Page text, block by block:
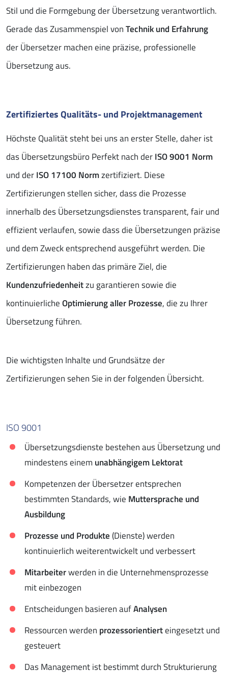
Stil und die Formgebung der Übersetzung verantwortlich.
Gerade das Zusammenspiel vonTechnik und Erfahrung
der Übersetzer machen eine präzise, professionelle
Übersetzung aus.
Zertifiziertes Qualitäts- und Projektmanagement
Höchste Qualität steht bei uns an erster Stelle, daher ist
das Übersetzungsbüro Perfekt nach derISO 9001 Norm
und derISO 17100 Normzertifiziert. Diese
Zertifizierungen stellen sicher, dass die Prozesse
innerhalb des Übersetzungsdienstes transparent, fair und
effizient verlaufen, sowie dass die Übersetzungen präzise
und dem Zweck entsprechend ausgeführt werden. Die
Zertifizierungen haben das primäre Ziel, die
Kundenzufriedenheitzu garantieren sowie die
kontinuierlicheOptimierung aller Prozesse, die zu Ihrer
Übersetzung führen.
Die wichtigsten Inhalte und Grundsätze der
Zertifizierungen sehen Sie in der folgenden Übersicht.
ISO 9001
Übersetzungsdienste bestehen aus Übersetzung und
mindestens einem unabhängigem Lektorat
Kompetenzen der Übersetzer entsprechen
bestimmten Standards, wie Muttersprache und
Ausbildung
Prozesse und Produkte(Dienste) werden
kontinuierlich weiterentwickelt und verbessert
Mitarbeiterwerden in die Unternehmensprozesse
mit einbezogen
Entscheidungen basieren aufAnalysen
Ressourcen werden prozessorientierteingesetzt und
gesteuert
Das Management ist bestimmt durch Strukturierung